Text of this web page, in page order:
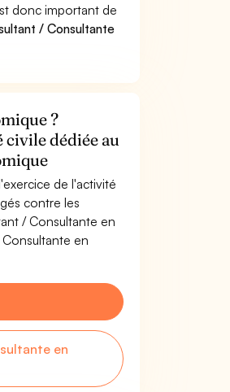
donc important de
/ Consultante
?
dédiée au
de l'activité
contre les
/ Consultante en
en
en